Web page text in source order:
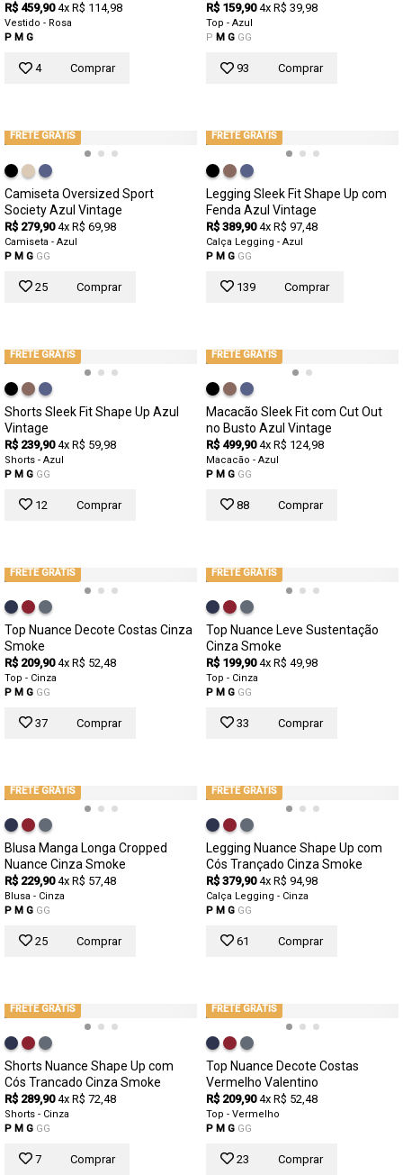
R$ 459,90 4x R$ 114,98
Vestido - Rosa
P M G
4 Comprar
R$ 159,90 4x R$ 39,98
Top - Azul
P M G GG
93 Comprar
FRETE GRÁTIS
Camiseta Oversized Sport
Society Azul Vintage
R$ 279,90 4x R$ 69,98
Camiseta - Azul
P M G GG
25 Comprar
FRETE GRÁTIS
Legging Sleek Fit Shape Up com
Fenda Azul Vintage
R$ 389,90 4x R$ 97,48
Calça Legging - Azul
P M G GG
139 Comprar
FRETE GRÁTIS
Shorts Sleek Fit Shape Up Azul
Vintage
R$ 239,90 4x R$ 59,98
Shorts - Azul
P M G GG
12 Comprar
FRETE GRÁTIS
Macacão Sleek Fit com Cut Out
no Busto Azul Vintage
R$ 499,90 4x R$ 124,98
Macacão - Azul
P M G GG
88 Comprar
FRETE GRÁTIS
Top Nuance Decote Costas Cinza
Smoke
R$ 209,90 4x R$ 52,48
Top - Cinza
P M G GG
37 Comprar
FRETE GRÁTIS
Top Nuance Leve Sustentação
Cinza Smoke
R$ 199,90 4x R$ 49,98
Top - Cinza
P M G GG
33 Comprar
FRETE GRÁTIS
Blusa Manga Longa Cropped
Nuance Cinza Smoke
R$ 229,90 4x R$ 57,48
Blusa - Cinza
P M G GG
25 Comprar
FRETE GRÁTIS
Legging Nuance Shape Up com
Cós Trançado Cinza Smoke
R$ 379,90 4x R$ 94,98
Calça Legging - Cinza
P M G GG
61 Comprar
FRETE GRÁTIS
Shorts Nuance Shape Up com
Cós Trancado Cinza Smoke
R$ 289,90 4x R$ 72,48
Shorts - Cinza
P M G GG
7 Comprar
FRETE GRÁTIS
Top Nuance Decote Costas
Vermelho Valentino
R$ 209,90 4x R$ 52,48
Top - Vermelho
P M G GG
23 Comprar